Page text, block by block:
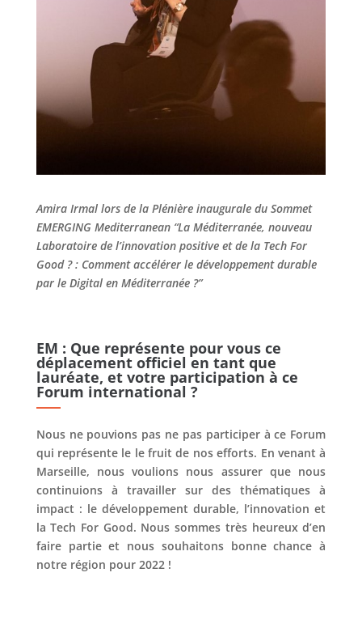
Amira Irmal lors de la Plénière inaugurale du Sommet
EMERGING Mediterranean “La Méditerranée, nouveau
Laboratoire de l’innovation positive et de la Tech For
Good ? : Comment accélérer le développement durable
par le Digital en Méditerranée ?”
EM : Que représente pour vous ce
déplacement officiel en tant que
lauréate, et votre participation à ce
Forum international ?
Nous ne pouvions pas ne pas participer à ce Forum
qui représente le le fruit de nos efforts. En venant à
Marseille, nous voulions nous assurer que nous
continuions à travailler sur des thématiques à
impact : le développement durable, l’innovation et
la Tech For Good. Nous sommes très heureux d’en
faire partie et nous souhaitons bonne chance à
notre région pour 2022 !